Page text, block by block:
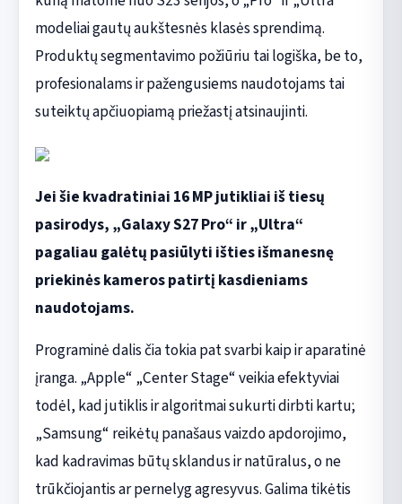
modeliai gautų aukštesnės klasės sprendimą.
Produktų segmentavimo požiūriu tai logiška, be to,
profesionalams ir pažengusiems naudotojams tai
suteiktų apčiuopiamą priežastį atsinaujinti.
Jei šie kvadratiniai 16 MP jutikliai iš tiesų
pasirodys, „Galaxy S27 Pro“ ir „Ultra“
pagaliau galėtų pasiūlyti išties išmanesnę
priekinės kameros patirtį kasdieniams
naudotojams.
Programinė dalis čia tokia pat svarbi kaip ir aparatinė
įranga. „Apple“ „Center Stage“ veikia efektyviai
todėl, kad jutiklis ir algoritmai sukurti dirbti kartu;
„Samsung“ reikėtų panašaus vaizdo apdorojimo,
kad kadravimas būtų sklandus ir natūralus, o ne
trūkčiojantis ar pernelyg agresyvus. Galima tikėtis